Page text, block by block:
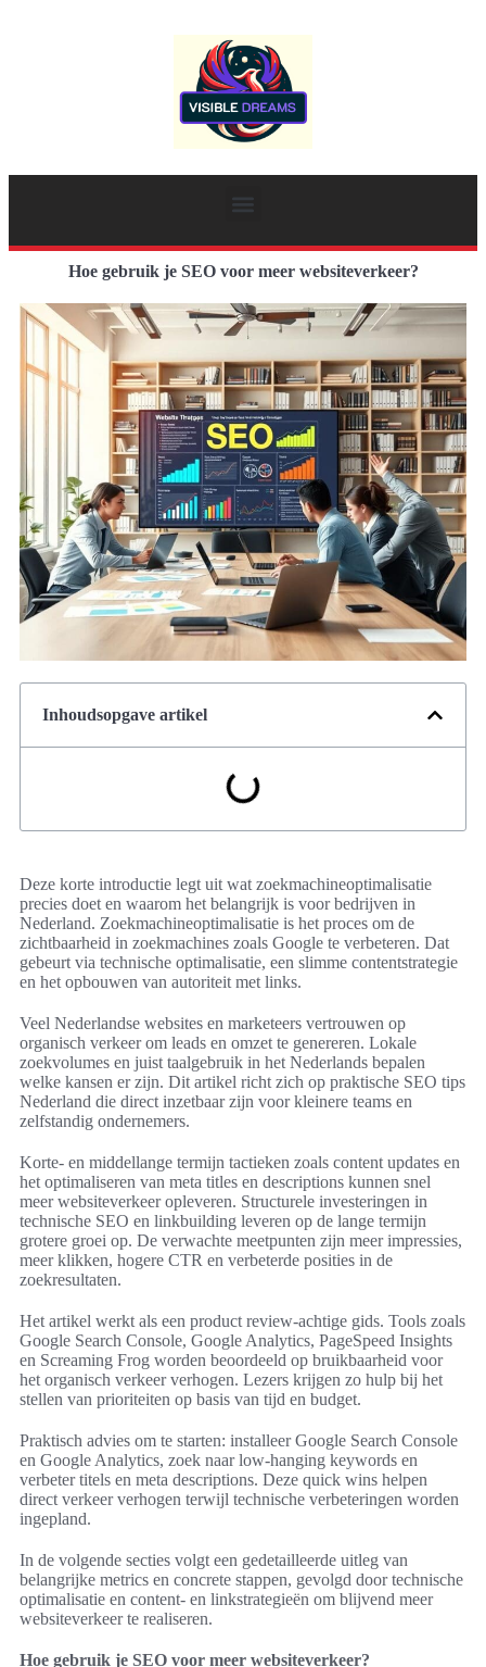
Hoe gebruik je SEO voor meer websiteverkeer?
Inhoudsopgave artikel
Deze korte introductie legt uit wat zoekmachineoptimalisatie
precies doet en waarom het belangrijk is voor bedrijven in
Nederland. Zoekmachineoptimalisatie is het proces om de
zichtbaarheid in zoekmachines zoals Google te verbeteren. Dat
gebeurt via technische optimalisatie, een slimme contentstrategie
en het opbouwen van autoriteit met links.
Veel Nederlandse websites en marketeers vertrouwen op
organisch verkeer om leads en omzet te genereren. Lokale
zoekvolumes en juist taalgebruik in het Nederlands bepalen
welke kansen er zijn. Dit artikel richt zich op praktische SEO tips
Nederland die direct inzetbaar zijn voor kleinere teams en
zelfstandig ondernemers.
Korte- en middellange termijn tactieken zoals content updates en
het optimaliseren van meta titles en descriptions kunnen snel
meer websiteverkeer opleveren. Structurele investeringen in
technische SEO en linkbuilding leveren op de lange termijn
grotere groei op. De verwachte meetpunten zijn meer impressies,
meer klikken, hogere CTR en verbeterde posities in de
zoekresultaten.
Het artikel werkt als een product review-achtige gids. Tools zoals
Google Search Console, Google Analytics, PageSpeed Insights
en Screaming Frog worden beoordeeld op bruikbaarheid voor
het organisch verkeer verhogen. Lezers krijgen zo hulp bij het
stellen van prioriteiten op basis van tijd en budget.
Praktisch advies om te starten: installeer Google Search Console
en Google Analytics, zoek naar low-hanging keywords en
verbeter titels en meta descriptions. Deze quick wins helpen
direct verkeer verhogen terwijl technische verbeteringen worden
ingepland.
In de volgende secties volgt een gedetailleerde uitleg van
belangrijke metrics en concrete stappen, gevolgd door technische
optimalisatie en content- en linkstrategieën om blijvend meer
websiteverkeer te realiseren.
Hoe gebruik je SEO voor meer websiteverkeer?